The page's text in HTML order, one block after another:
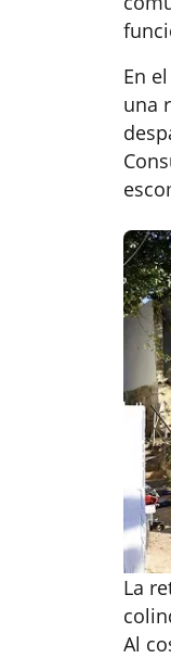
En
una
La
Al